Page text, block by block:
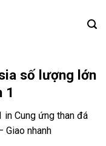
số lượng lớn
1
in Cung ứng than đá
Giao nhanh